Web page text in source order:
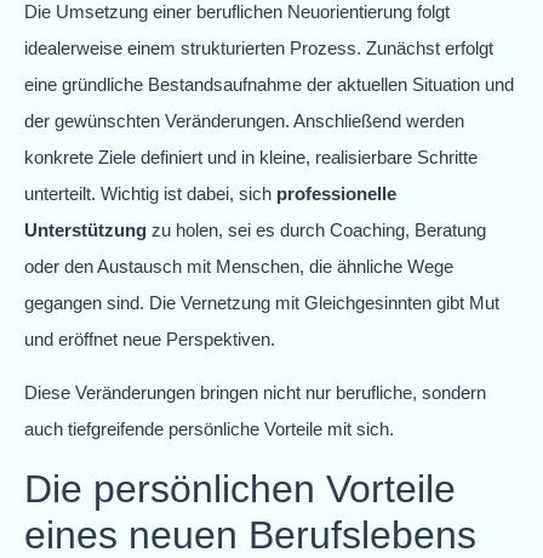
Die Umsetzung einer beruflichen Neuorientierung folgt
idealerweise einem strukturierten Prozess. Zunächst erfolgt
eine gründliche Bestandsaufnahme der aktuellen Situation und
der gewünschten Veränderungen. Anschließend werden
konkrete Ziele definiert und in kleine, realisierbare Schritte
unterteilt. Wichtig ist dabei, sich professionelle
Unterstützung zu holen, sei es durch Coaching, Beratung
oder den Austausch mit Menschen, die ähnliche Wege
gegangen sind. Die Vernetzung mit Gleichgesinnten gibt Mut
und eröffnet neue Perspektiven.
Diese Veränderungen bringen nicht nur berufliche, sondern
auch tiefgreifende persönliche Vorteile mit sich.
Die persönlichen Vorteile
eines neuen Berufslebens